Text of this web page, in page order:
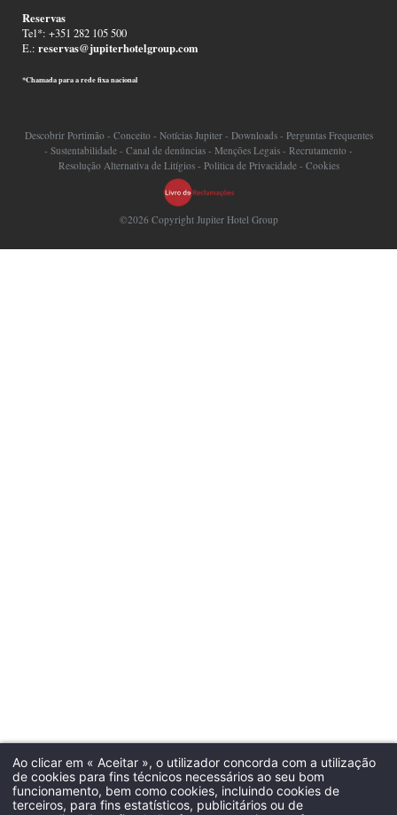
Reservas
Tel*: +351 282 105 500
E.:reservas@jupiterhotelgroup.com
*Chamada para a rede fixa nacional
Descobrir Portimão- Conceito- Notícias Jupiter- Downloads- Perguntas Frequentes
- Sustentabilidade - Canal de denúncias - Menções Legais - Recrutamento -
Resolução Alternativa de Litígios- Politica de Privacidade- Cookies
©2026 Copyright Jupiter Hotel Group
Ao clicar em « Aceitar », o utilizador concorda com a utilização
de cookies para fins técnicos necessários ao seu bom
funcionamento, bem como cookies, incluindo cookies de
terceiros, para fins estatísticos, publicitários ou de